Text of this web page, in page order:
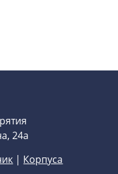
24а
| Корпуса